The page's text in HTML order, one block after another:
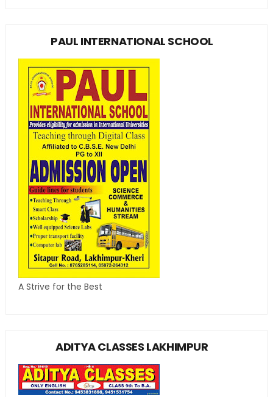
PAUL INTERNATIONAL SCHOOL
A Strive for the Best
ADITYA CLASSES LAKHIMPUR